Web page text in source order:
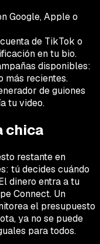
Google, Apple o
de TikTok o
en tu bio.
disponibles:
más recientes.
de guiones
tu video.
chica
restante en
tú decides cuándo
dinero entra a tu
Connect. Un
el presupuesto
ya no se puede
para todos.